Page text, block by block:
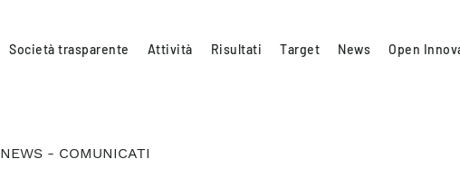
Società trasparente Attività Risultati Target News Open
NEWS - COMUNICATI